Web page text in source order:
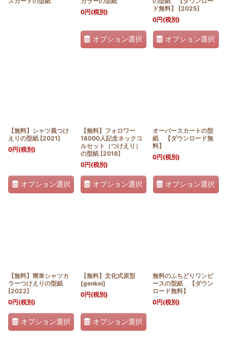
0円(税別)
オプション選択
ド無料】
[2025]
0円(税別)
オプション選択
【無料】シャツ風つけ
えりの型紙 [2021]
0円(税別)
オプション選択
【無料】フォロワー
18000人記念ネックコ
ルセット（つけえり）
の型紙 [2018]
0円(税別)
オプション選択
オーバースカートの型
紙 【ダウンロード無
料】
0円(税別)
オプション選択
【無料】簡単シャツカ
ラーつけえりの型紙
[2022]
0円(税別)
オプション選択
【無料】文化式原型
[genkei]
0円(税別)
オプション選択
無料のふちどりワンピ
ースの型紙 【ダウン
ロード無料】
0円(税別)